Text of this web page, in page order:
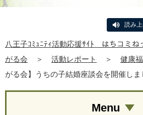
読み
八王子ｺﾐｭﾆﾃｨ活動応援ｻｲﾄ はちコミね
がる会
＞ 活動レポート ＞ 健康
がる会】うちの子結婚座談会を開催しま
Menu